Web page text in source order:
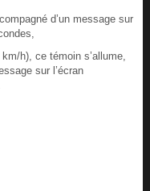
d’un message sur
h), ce témoin s’allume,
sur l’écran